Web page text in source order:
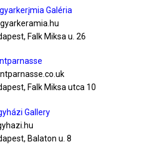
Galéria
Falk Miksa u. 26
Falk Miksa utca 10
Gallery
Balaton u. 8